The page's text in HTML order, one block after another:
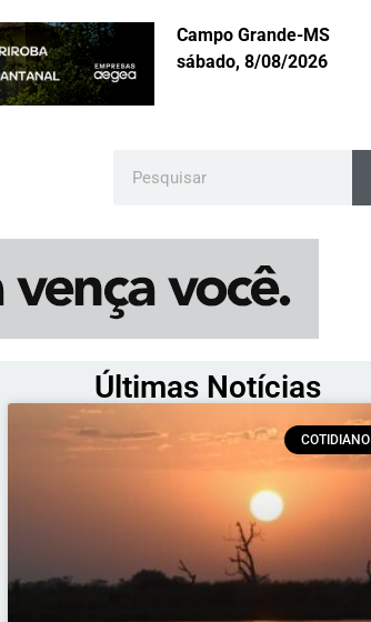
Campo Grande-MS
sábado, 8/08/2026
Últimas Notícias
COTIDIANO